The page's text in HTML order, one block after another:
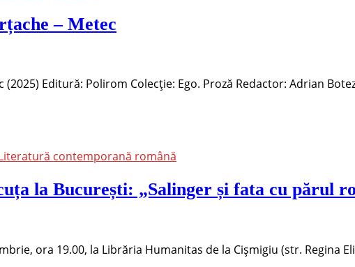
– Metec
Editură: Polirom Colecție: Ego. Proză Redactor: Adrian
contemporană română
la București: „Salinger și fata cu părul
ora 19.00, la Librăria Humanitas de la Cișmigiu (str. Regina